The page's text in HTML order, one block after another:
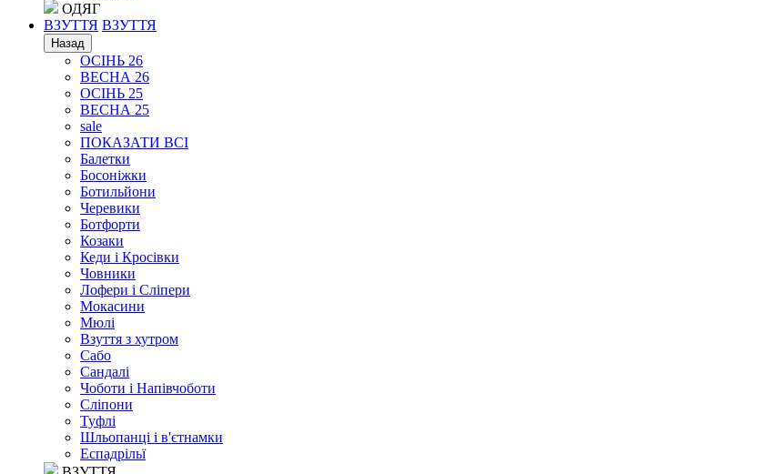
ОДЯГ
ВЗУТТЯ ВЗУТТЯ
Назад
ОСІНЬ 26
ВЕСНА 26
ОСІНЬ 25
ВЕСНА 25
sale
ПОКАЗАТИ ВСІ
Балетки
Босоніжки
Ботильйони
Черевики
Ботфорти
Козаки
Кеди і Кросівки
Човники
Лофери і Сліпери
Мокасини
Мюлі
Взуття з хутром
Сабо
Сандалі
Чоботи і Напівчоботи
Сліпони
Туфлі
Шльопанці і в'єтнамки
Еспадрільї